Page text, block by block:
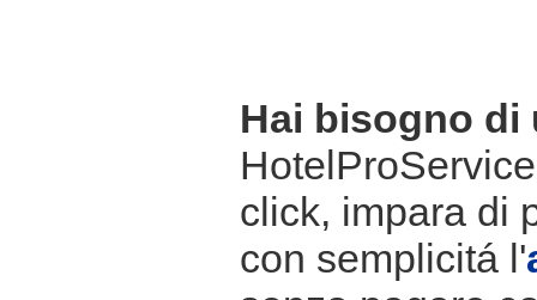
Hai bisogno di
click, impara di
con semplicitá l'